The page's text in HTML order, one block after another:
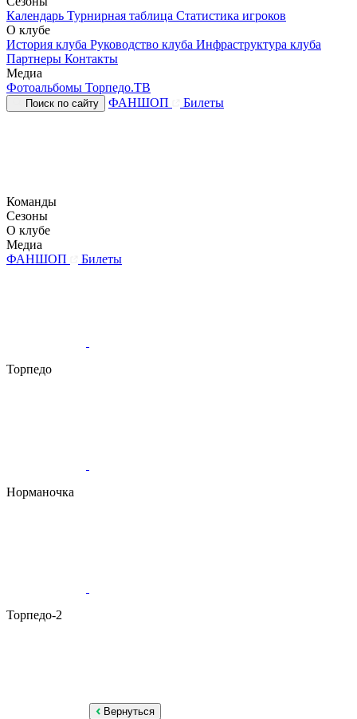
Календарь Турнирная таблица Статистика игроков
О клубе
История клуба Руководство клуба Инфраструктура клуба
Партнеры Контакты
Медиа
Фотоальбомы Торпедо.ТВ
Поиск по сайту ФАНШОП Билеты
Команды
Сезоны
О клубе
Медиа
ФАНШОП
Билеты
Торпедо
Норманочка
Торпедо-2
Вернуться